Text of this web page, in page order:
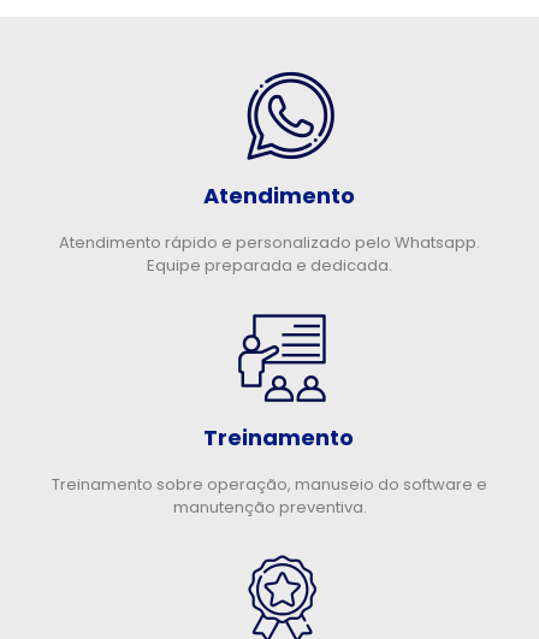
Atendimento
Atendimento rápido e personalizado pelo Whatsapp.
Equipe preparada e dedicada.
Treinamento
Treinamento sobre operação, manuseio do software e
manutenção preventiva.